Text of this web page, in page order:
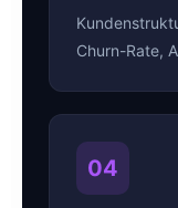
Churn-Rate,
04